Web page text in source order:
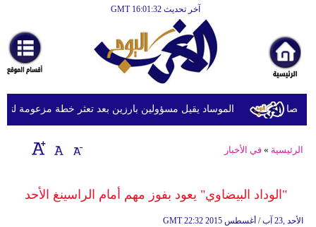
آخر تحديث GMT 16:01:32
أخبارعاجلة
رياضة
ثقافة
إقتصاد
وموسيقى
الموساد يقيل مسؤولين بارزين بعد تعثر خطة مزعومة لتغيير
الرئيسية »في الأخبار
"الوداد البيضاوي" يعود بفوز مهم أمام الراسينغ الأحد
GMT 22:32 2015 الأحد ,23 آب / أغسطس